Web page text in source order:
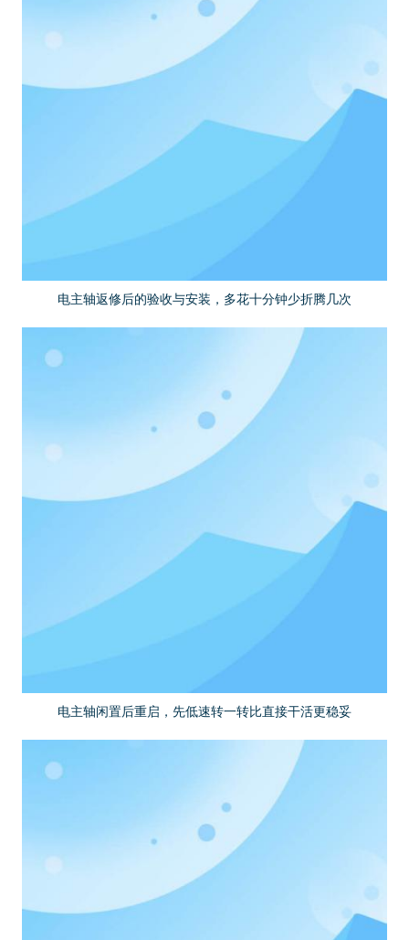
电主轴返修后的验收与安装，多花十分钟少折腾几次
电主轴闲置后重启，先低速转一转比直接干活更稳妥